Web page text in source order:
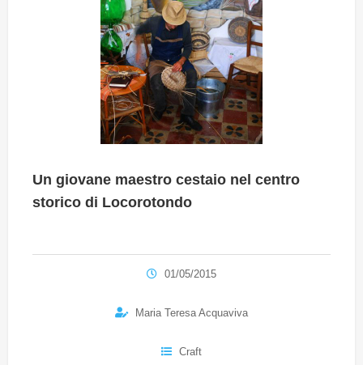
Un giovane maestro cestaio nel centro
storico di Locorotondo
01/05/2015
Maria Teresa Acquaviva
Craft